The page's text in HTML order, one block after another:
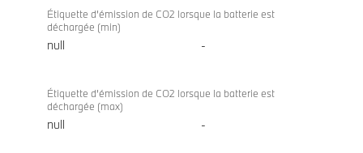
Étiquette d’émission de CO2 lorsque la batterie est
déchargée (min)
null -
Étiquette d’émission de CO2 lorsque la batterie est
déchargée (max)
null -